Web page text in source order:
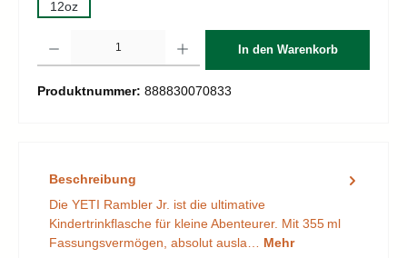
12oz
In den Warenkorb
Produktnummer: 888830070833
Beschreibung
Die YETI Rambler Jr. ist die ultimative
Kindertrinkflasche für kleine Abenteurer. Mit 355 ml
Fassungsvermögen, absolut ausla… Mehr